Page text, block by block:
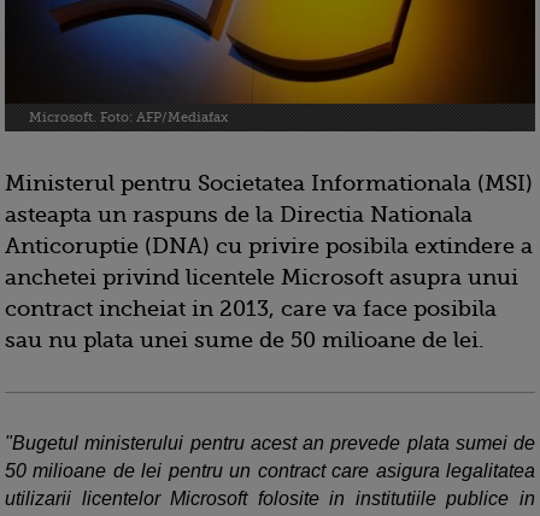
Microsoft. Foto: AFP/Mediafax
Ministerul pentru Societatea Informationala (MSI)
asteapta un raspuns de la Directia Nationala
Anticoruptie (DNA) cu privire posibila extindere a
anchetei privind licentele Microsoft asupra unui
contract incheiat in 2013, care va face posibila
sau nu plata unei sume de 50 milioane de lei.
"Bugetul ministerului pentru acest an prevede plata sumei de
50 milioane de lei pentru un contract care asigura legalitatea
utilizarii licentelor Microsoft folosite in institutiile publice in